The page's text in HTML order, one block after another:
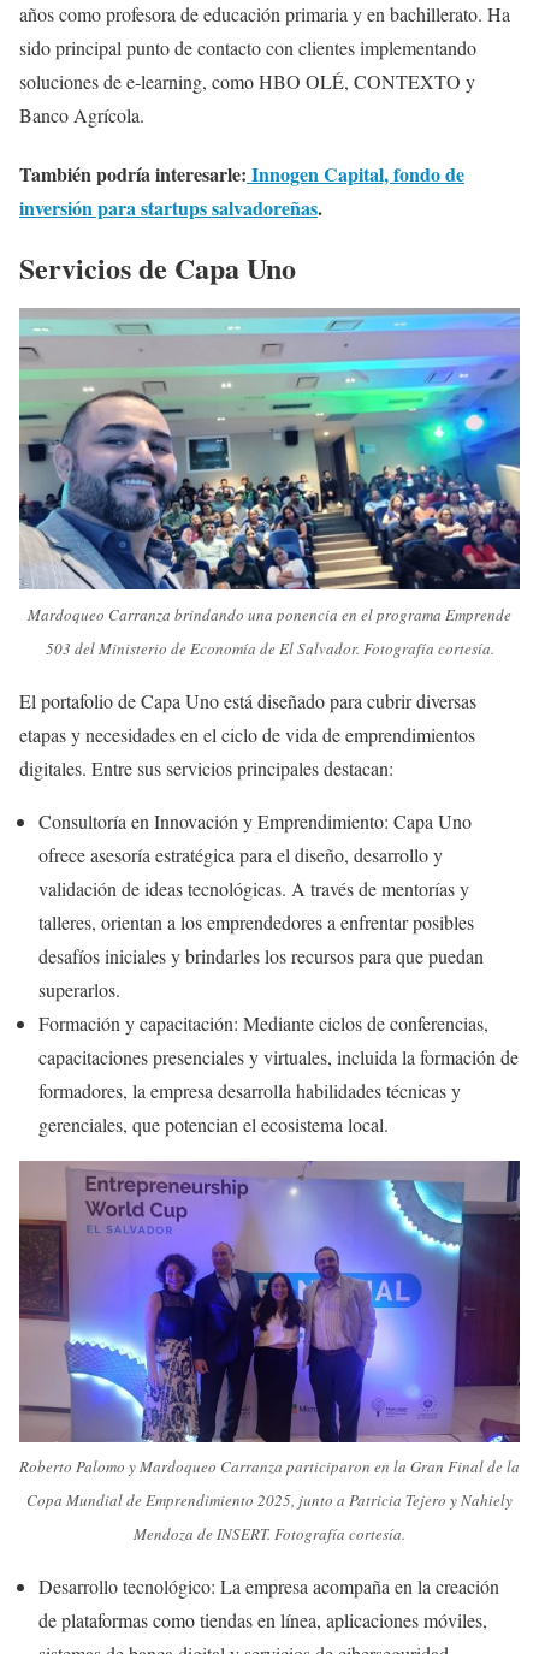
años como profesora de educación primaria y en bachillerato. Ha
sido principal punto de contacto con clientes implementando
soluciones de e-learning, como HBO OLÉ, CONTEXTO y
Banco Agrícola.
También podría interesarle: Innogen Capital, fondo de
inversión para startups salvadoreñas.
Servicios de Capa Uno
Mardoqueo Carranza brindando una ponencia en el programa Emprende
503 del Ministerio de Economía de El Salvador. Fotografía cortesía.
El portafolio de Capa Uno está diseñado para cubrir diversas
etapas y necesidades en el ciclo de vida de emprendimientos
digitales. Entre sus servicios principales destacan:
Consultoría en Innovación y Emprendimiento: Capa Uno
ofrece asesoría estratégica para el diseño, desarrollo y
validación de ideas tecnológicas. A través de mentorías y
talleres, orientan a los emprendedores a enfrentar posibles
desafíos iniciales y brindarles los recursos para que puedan
superarlos.
Formación y capacitación: Mediante ciclos de conferencias,
capacitaciones presenciales y virtuales, incluida la formación de
formadores, la empresa desarrolla habilidades técnicas y
gerenciales, que potencian el ecosistema local.
Roberto Palomo y Mardoqueo Carranza participaron en la Gran Final de la
Copa Mundial de Emprendimiento 2025, junto a Patricia Tejero y Nahiely
Mendoza de INSERT. Fotografía cortesía.
Desarrollo tecnológico: La empresa acompaña en la creación
de plataformas como tiendas en línea, aplicaciones móviles,